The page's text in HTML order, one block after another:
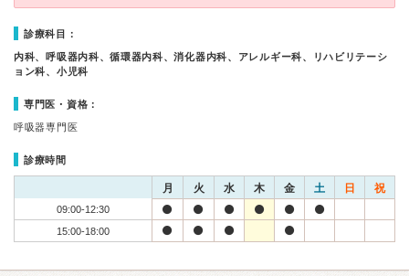
診療科目：
内科、呼吸器内科、循環器内科、消化器内科、アレルギー科、リハビリテーシ
ョン科、小児科
専門医・資格：
呼吸器専門医
診療時間
月 火 水 木 金 土 日 祝
09:00-12:30
15:00-18:00